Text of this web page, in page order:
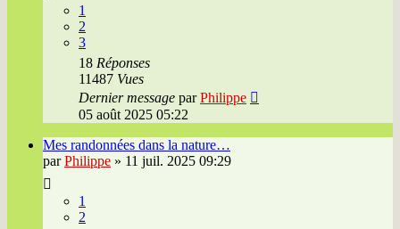
1
2
3
18 Réponses
11487 Vues
Dernier message parPhilippe
05 août 2025 05:22
Mes randonnées dans la nature…
parPhilippe » 11 juil. 2025 09:29
1
2